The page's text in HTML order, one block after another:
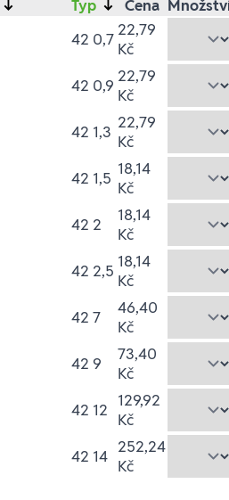
↓ Typ ↓ Cena
42 0,7 22,79
Kč
42 0,9 22,79
Kč
42 1,3 22,79
Kč
42 1,5 18,14
Kč
42 2
18,14
Kč
42 2,5 18,14
Kč
42 7
46,40
Kč
42 9
73,40
Kč
42 12 129,92
Kč
42 14 252,24
Kč